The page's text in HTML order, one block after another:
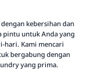
kebersihan dan
pintu untuk Anda yang
hari. Kami mencari
bergabung dengan
yang prima.